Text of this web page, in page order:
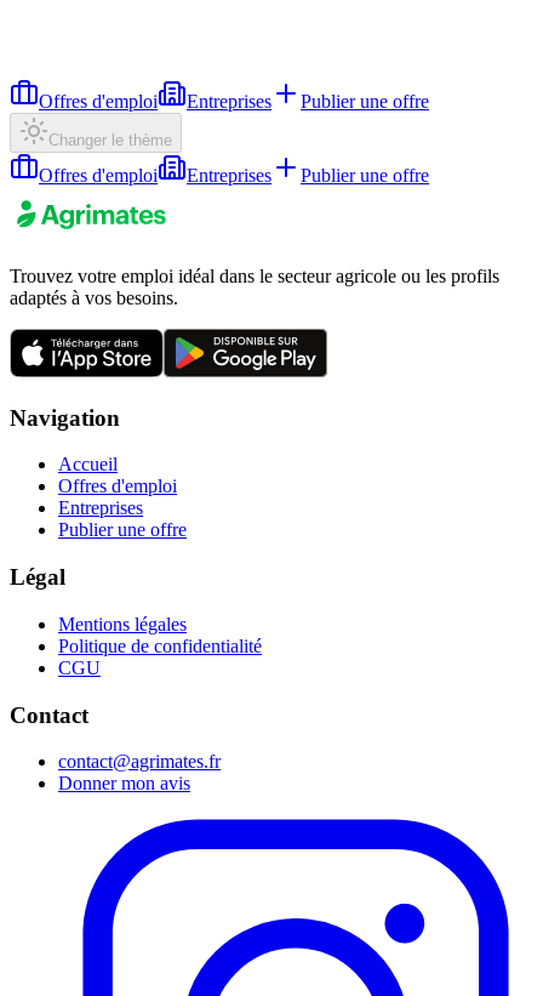
Offres d'emploi Entreprises Publier une offre
Changer le thème
Offres d'emploi Entreprises Publier une offre
Trouvez votre emploi idéal dans le secteur agricole ou les profils
adaptés à vos besoins.
Navigation
Accueil
Offres d'emploi
Entreprises
Publier une offre
Légal
Mentions légales
Politique de confidentialité
CGU
Contact
contact@agrimates.fr
Donner mon avis